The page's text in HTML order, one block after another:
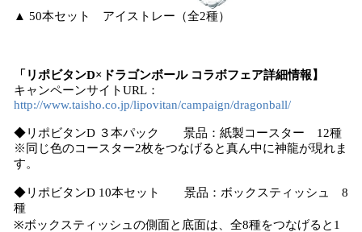
▲ 50本セット アイストレー（全2種）
「リポビタンD×ドラゴンボール コラボフェア詳細情報】
キャンペーンサイトURL：
http://www.taisho.co.jp/lipovitan/campaign/dragonball/
◆リポビタンD ３本パック 景品：紙製コースター 12種
※同じ色のコースター2枚をつなげると真ん中に神龍が現れま
す。
◆リポビタンD 10本セット 景品：ボックスティッシュ 8
種
※ボックスティッシュの側面と底面は、全8種をつなげると1